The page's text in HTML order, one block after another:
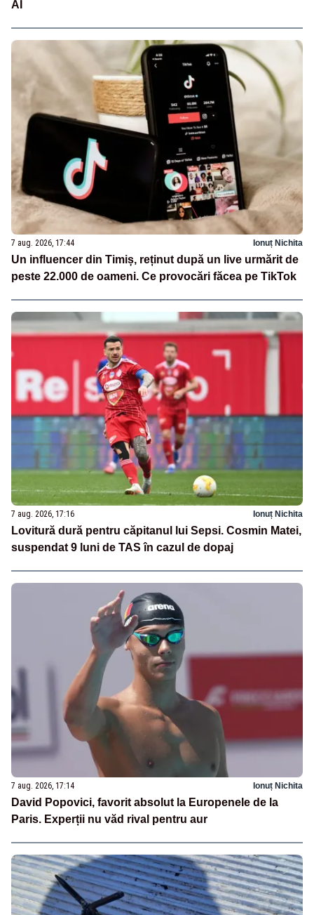
AI
7 aug. 2026, 17:44 Ionuț Nichita
Un influencer din Timiș, reținut după un live urmărit de
peste 22.000 de oameni. Ce provocări făcea pe TikTok
7 aug. 2026, 17:16 Ionuț Nichita
Lovitură dură pentru căpitanul lui Sepsi. Cosmin Matei,
suspendat 9 luni de TAS în cazul de dopaj
7 aug. 2026, 17:14 Ionuț Nichita
David Popovici, favorit absolut la Europenele de la
Paris. Experții nu văd rival pentru aur